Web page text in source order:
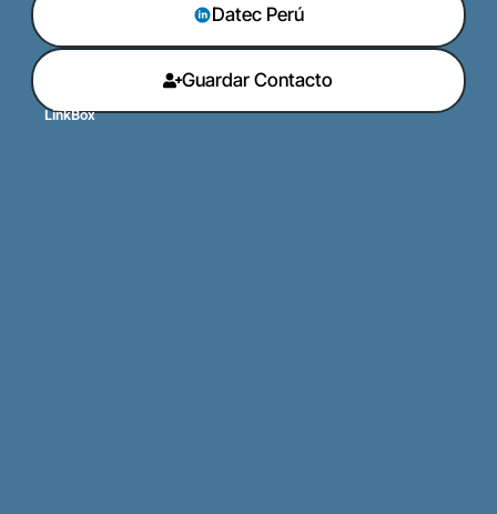
Datec Perú
Guardar Contacto
LinkBox